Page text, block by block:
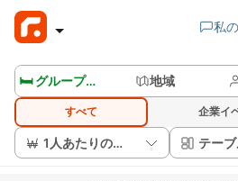
私
🛏️ グループルームを見る 地域
すべて 企業イ
1人あたりの価格